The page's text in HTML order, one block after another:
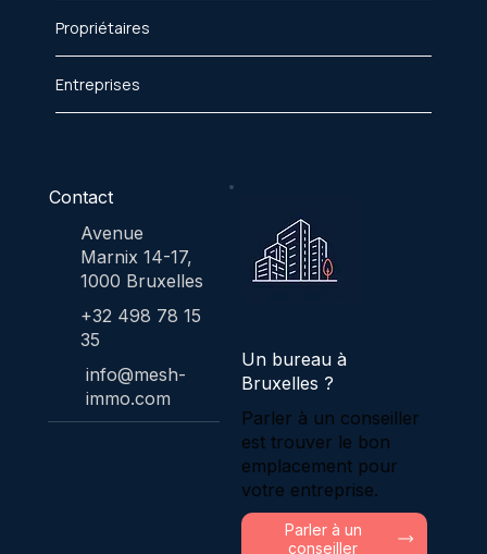
Propriétaires
Entreprises
Contact
Avenue
Marnix 14-17,
1000 Bruxelles
+32 498 78 15
35
info@mesh-
immo.com
Un bureau à
Bruxelles ?
Parler à un conseiller
est trouver le bon
emplacement pour
votre entreprise.
Parler à un
conseiller